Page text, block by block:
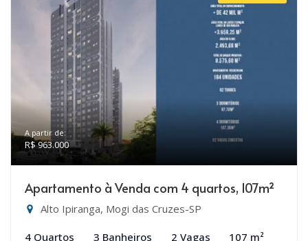
A partir de:
R$ 963.000
Apartamento à Venda com 4 quartos, 107m²
Alto Ipiranga, Mogi das Cruzes-SP
4 Quartos 3 Banheiros 2 Vagas 107 m²